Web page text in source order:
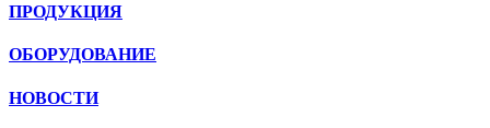
ПРОДУКЦИЯ
ОБОРУДОВАНИЕ
НОВОСТИ